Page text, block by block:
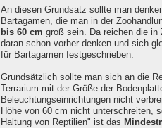
An diesen Grundsatz sollte man
Bartagamen, die man in der
bis 60 cm groß sein. Da reichen die in
daran schon vorher denken und sich
für Bartagamen festgeschrieben.
Grundsätzlich sollte man sich an die
Terrarium mit der Größe der
Beleuchtungseinrichtungen nicht
Höhe von 60 cm nicht unterschreiten,
Haltung von Reptilien" ist das